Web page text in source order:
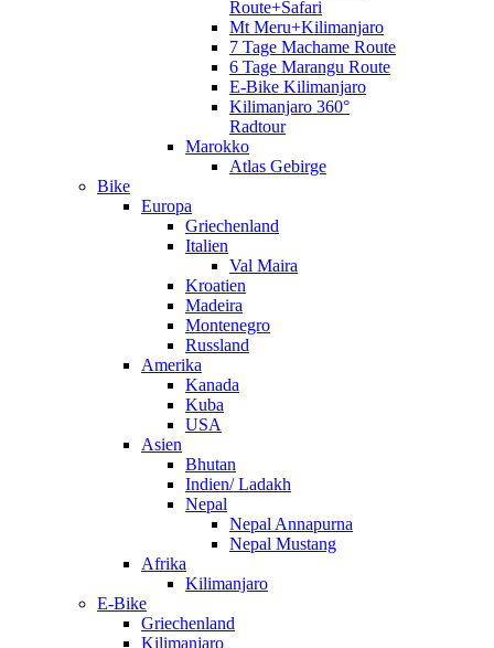
Route+Safari
Mt Meru+Kilimanjaro
7 Tage Machame Route
6 Tage Marangu Route
E-Bike Kilimanjaro
Kilimanjaro 360°
Radtour
Marokko
Atlas Gebirge
Bike
Europa
Griechenland
Italien
Val Maira
Kroatien
Madeira
Montenegro
Russland
Amerika
Kanada
Kuba
USA
Asien
Bhutan
Indien/ Ladakh
Nepal
Nepal Annapurna
Nepal Mustang
Afrika
Kilimanjaro
E-Bike
Griechenland
Kilimanjaro